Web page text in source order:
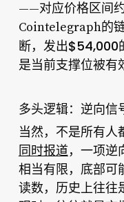
——对应价格区间约
Cointelegraph的
断，发出$54,000
是当前支撑位被有
多头逻辑：逆向信
当然，不是所有人
同时报道，一项逆
相当有限，底部
读数，历史上往往